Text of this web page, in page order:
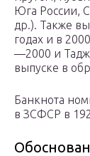
Юга России,
др.). Также
годах и в
—2000 и
выпуске в
Банкнота
в ЗСФСР в